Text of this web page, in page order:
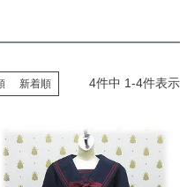
新着順 4件中 1-4件表示